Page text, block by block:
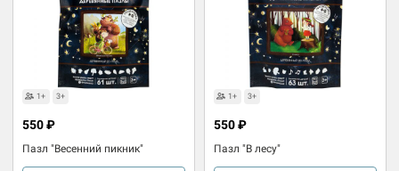
1+ 3+
Пазл "Весенний пикник"
550 ₽
1+ 3+
Пазл "В лесу"
550 ₽